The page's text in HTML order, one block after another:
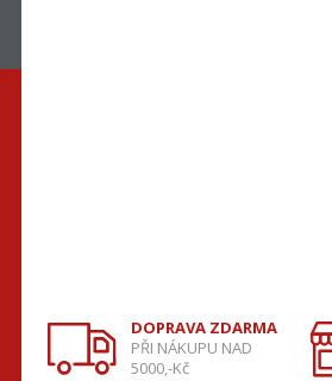
DOPRAVA ZDARMA
PŘI NÁKUPU NAD
5000,-Kč